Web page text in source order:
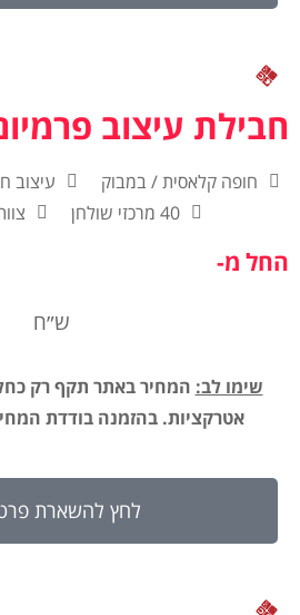
חבילת עיצוב
חופה קלאסית / במבוק עיצוב
40 מרכזי שולחן
החל מ-
ש״ח
שימו לב: המחיר באתר תקף רק
אטרקציות. בהזמנה בודדת
לחץ להשארת